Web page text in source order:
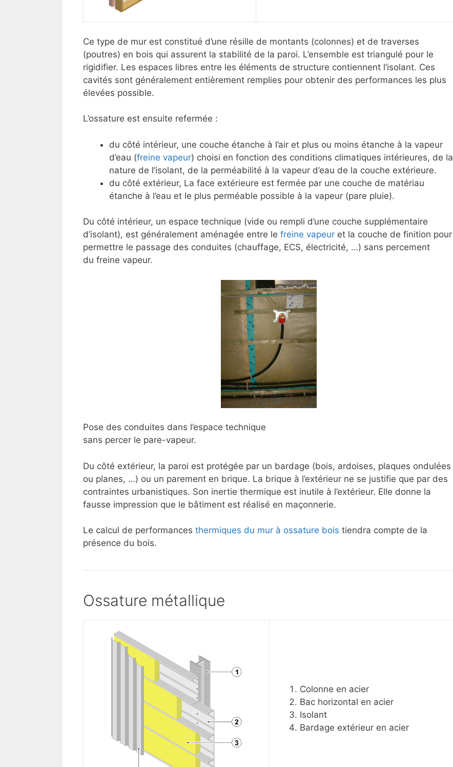
Ce type de mur est constitué d’une résille de montants (colonnes) et de traverses
(poutres) en bois qui assurent la stabilité de la paroi. L’ensemble est triangulé pour le
rigidifier. Les espaces libres entre les éléments de structure contiennent l’isolant. Ces
cavités sont généralement entièrement remplies pour obtenir des performances les plus
élevées possible.
L’ossature est ensuite refermée :
du côté intérieur, une couche étanche à l’air et plus ou moins étanche à la vapeur
d’eau (freine vapeur) choisi en fonction des conditions climatiques intérieures, de la
nature de l’isolant, de la perméabilité à la vapeur d’eau de la couche extérieure.
du côté extérieur, La face extérieure est fermée par une couche de matériau
étanche à l’eau et le plus perméable possible à la vapeur (pare pluie).
Du côté intérieur, un espace technique (vide ou rempli d’une couche supplémentaire
d’isolant), est généralement aménagée entre le freine vapeur et la couche de finition pour
permettre le passage des conduites (chauffage, ECS, électricité, …) sans percement
du freine vapeur.
Pose des conduites dans l’espace technique
sans percer le pare-vapeur.
Du côté extérieur, la paroi est protégée par un bardage (bois, ardoises, plaques ondulées
ou planes, …) ou un parement en brique. La brique à l’extérieur ne se justifie que par des
contraintes urbanistiques. Son inertie thermique est inutile à l’extérieur. Elle donne la
fausse impression que le bâtiment est réalisé en maçonnerie.
Le calcul de performances thermiques du mur à ossature bois tiendra compte de la
présence du bois.
Ossature métallique
Colonne en acier
Bac horizontal en acier
Isolant
Bardage extérieur en acier